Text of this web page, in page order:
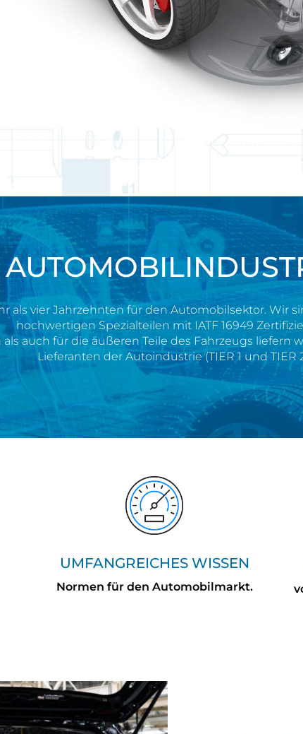
als vier Jahrzehnten für den Automobilsektor. Wir
hochwertigen Spezialteilen mit IATF 16949
auch für die äußeren Teile des Fahrzeugs liefern
Lieferanten der Autoindustrie (TIER 1 und TIER
UMFANGREICHES WISSEN
Normen für den Automobilmarkt.